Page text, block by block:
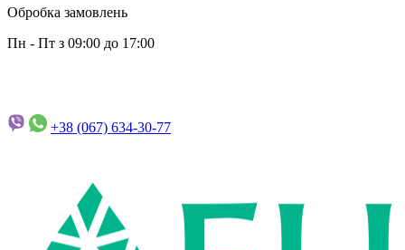
Обробка замовлень
Пн - Пт з 09:00 до 17:00
+38 (067) 634-30-77